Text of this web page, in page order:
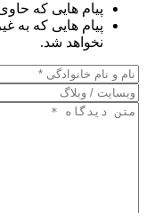
پیام هایی که
پیام هایی که به
نخواهد شد.